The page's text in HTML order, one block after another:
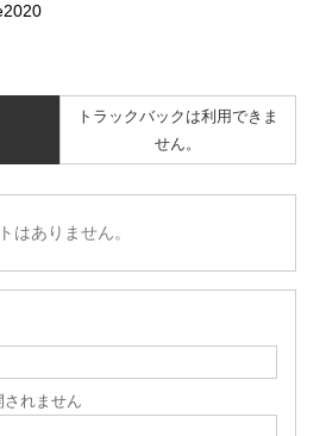
トラックバックは利用できま
せん。
はありません。
れません